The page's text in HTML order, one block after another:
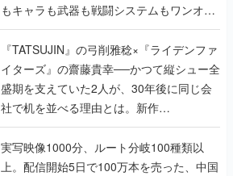
もキャラも武器も戦闘システムもワンオフ
で作り込まれた理由を両ディレクターに聞
く
『TATSUJIN』の弓削雅稔×『ライデンファ
イターズ』の齋藤貴幸──かつて縦シュー全
盛期を支えていた2人が、30年後に同じ会
社で机を並べる理由とは。新作
『TATSUJIN EXTREME』で初タッグを組
んだレジェンド2人に訊く開発秘話
実写映像1000分、ルート分岐100種類以
上。配信開始5日で100万本を売った、中国